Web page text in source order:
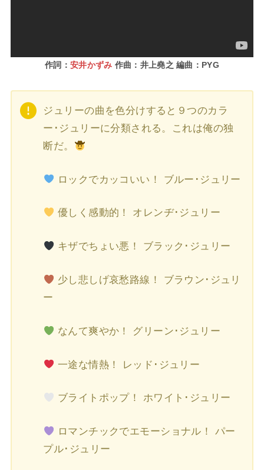
作詞： 安井かずみ 作曲：井上堯之 編曲：PYG
ジュリーの曲を色分けすると９つのカラ
ー･ジュリーに分類される。これは俺の独
断だ。
ロックでカッコいい！ ブルー･ジュリー
優しく感動的！ オレンヂ･ジュリー
キザでちょい悪！ ブラック･ジュリー
少し悲しげ哀愁路線！ ブラウン･ジュリ
ー
なんて爽やか！ グリーン･ジュリー
一途な情熱！ レッド･ジュリー
ブライトポップ！ ホワイト･ジュリー
ロマンチックでエモーショナル！ パー
プル･ジュリー